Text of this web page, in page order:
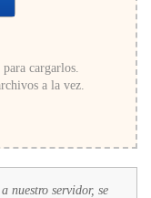
cargarlos.
a la vez.
nuestro servidor, se